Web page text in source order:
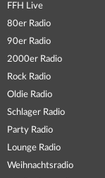
FFH Live
80er Radio
90er Radio
2000er Radio
Rock Radio
Oldie Radio
Schlager Radio
Party Radio
Lounge Radio
Weihnachtsradio